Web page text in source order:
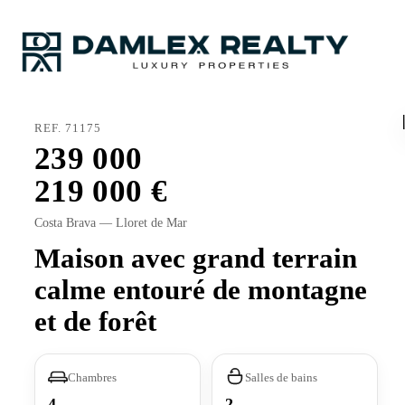
REF. 71175
239 000
219 000
Costa Brava — Lloret de Mar
Maison avec grand terrain
calme entouré de montagne
et de forêt
Chambres Salles de bains